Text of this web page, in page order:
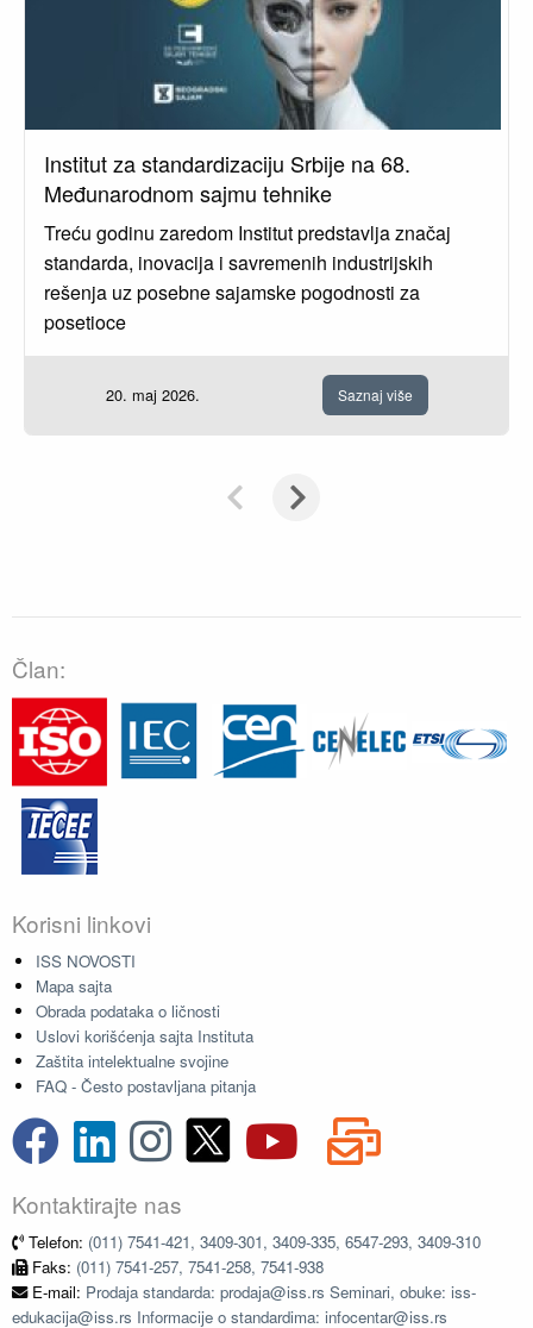
Institut za standardizaciju Srbije na 68.
Međunarodnom sajmu tehnike
Treću godinu zaredom Institut predstavlja značaj
standarda, inovacija i savremenih industrijskih
rešenja uz posebne sajamske pogodnosti za
posetioce
20. maj 2026. Saznaj više
Član:
Korisni linkovi
ISS NOVOSTI
Mapa sajta
Obrada podataka o ličnosti
Uslovi korišćenja sajta Instituta
Zaštita intelektualne svojine
FAQ - Često postavljana pitanja
Kontaktirajte nas
Telefon: (011) 7541-421, 3409-301, 3409-335, 6547-293, 3409-310
Faks: (011) 7541-257, 7541-258, 7541-938
E-mail: Prodaja standarda: prodaja@iss.rs Seminari, obuke: iss-
edukacija@iss.rs Informacije o standardima: infocentar@iss.rs